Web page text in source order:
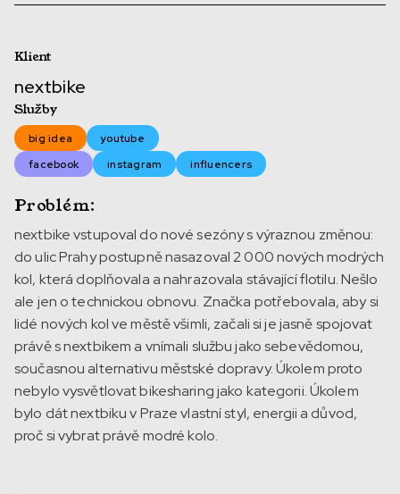
Klient
nextbike
Služby
big idea
youtube
facebook
instagram influencers
Problém:
nextbike vstupoval do nové sezóny s výraznou změnou:
do ulic Prahy postupně nasazoval 2 000 nových modrých
kol, která doplňovala a nahrazovala stávající flotilu. Nešlo
ale jen o technickou obnovu. Značka potřebovala, aby si
lidé nových kol ve městě všimli, začali si je jasně spojovat
právě s nextbikem a vnímali službu jako sebevědomou,
současnou alternativu městské dopravy. Úkolem proto
nebylo vysvětlovat bikesharing jako kategorii. Úkolem
bylo dát nextbiku v Praze vlastní styl, energii a důvod,
proč si vybrat právě modré kolo.